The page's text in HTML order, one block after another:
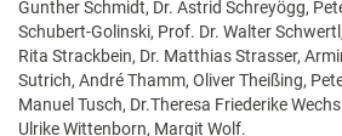
Gunther Schmidt, Dr. Astrid Schreyögg,
Schubert-Golinski, Prof. Dr. Walter
Rita Strackbein, Dr. Matthias Strasser,
Sutrich, André Thamm, Oliver Theißing,
Manuel Tusch, Dr.Theresa Friederike
Ulrike Wittenborn, Margit Wolf.